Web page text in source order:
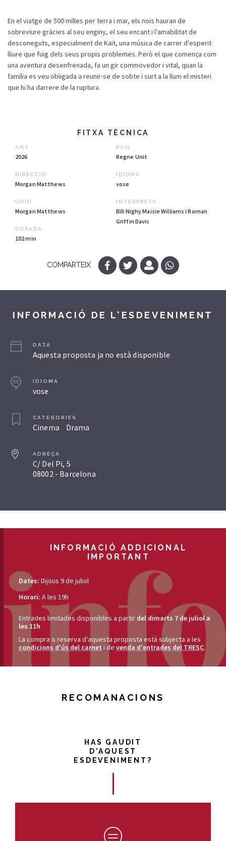
En el viatge de 500 milles per terra i mar, els nois hauran de
sobreviure gràcies al seu enginy, el seu encant i l'amabilitat de
desconeguts, especialment de Kait, una música de carrer d'esperit
lliure que fuig dels seus propis problemes. Però el que comença com
una aventura desenfrenada, fa un gir commovedor i vital, quan la
família es veu obligada a reunir-se de sobte i surt a la llum el misteri
que hi ha darrere de la ruptura.
FITXA TÈCNICA
ANY
2026
DIRECCIÓ
Morgan Matthews
GUIÓ
Morgan Matthews
DURADA
102 min
PAIS
Regne Unit
IDIOMA
vose
INTÈRPRETS:
Bill Nighy Maisie Williams i Roman
Griffin Davis
COMPARTEIX
INFORMACIÓ DE L'ESDEVENIMENT
DATA
Aquesta proposta ja no està disponible
IDIOMA
vose
CATEGORIES
Cinema Drama
ADREÇA
C/ Del Pi, 5
08002 - Barcelona
INFORMACIÓ ADDICIONAL
IMPORTANT
Dates: Dijous 9 de juliol
Horari: A les 19h
Entrades limitades disponibles a partir del dimarts 7 de juliol a
les 11h
La compra o reserva d'aquesta proposta està subjecta a les
condicions d'ús del carnet i de venda d'entrades del TRESC.
RECOMANACIONS
HAS GAUDIT
D'AQUEST
ESDEVENIMENT?